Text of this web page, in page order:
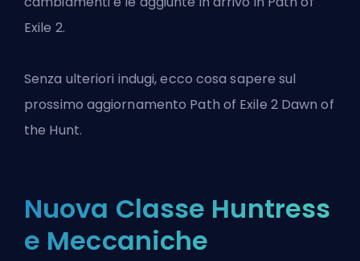
Exile 2.
Senza ulteriori indugi, ecco cosa sapere sul
prossimo aggiornamento Path of Exile 2 Dawn of
the Hunt.
Nuova Classe Huntress
e Meccaniche